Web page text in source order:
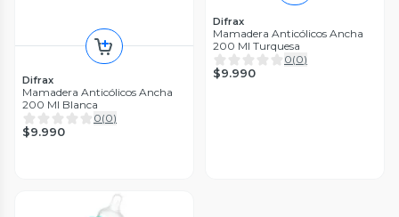
Difrax
Mamadera Anticólicos Ancha
200 Ml Blanca
0(0)
$9.990
Difrax
Mamadera Anticólicos Ancha
200 Ml Turquesa
0(0)
$9.990